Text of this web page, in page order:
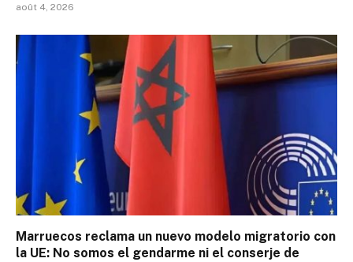
août 4, 2026
Marruecos reclama un nuevo modelo migratorio con
la UE: No somos el gendarme ni el conserje de